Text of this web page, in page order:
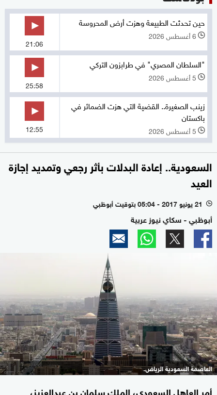
حين تحدثت الطبيعة وهزت أرض المحروسة
l 6 أغسطس 2026
21:06
"السلطان المصري" في طرابزون التركي
l 5 أغسطس 2026
25:58
زينب الصغيرة.. القضية التي هزت الضمائر في
باكستان
l 5 أغسطس 2026 12:55
السعودية.. إعادة البدلات بأثر رجعي وتمديد إجازة
العيد
l 21 يونيو 2017 - 05:04 بتوقيت أبوظبي
أبوظبي - سكاي نيوز عربية
العاصمة السعودية الرياض.
أمر العاهل السعودي، الملك سلمان بن عبدالعزيز،